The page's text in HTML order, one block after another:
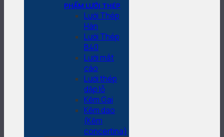
PHẨM LƯỚI THÉP
Lưới Thép
Hàn
Lưới Thép
B40
Lưới mắt
cáo
Lưới thép
dập lỗ
Kẽm Gai
Kẽm dao
(Kẽm
concertina)